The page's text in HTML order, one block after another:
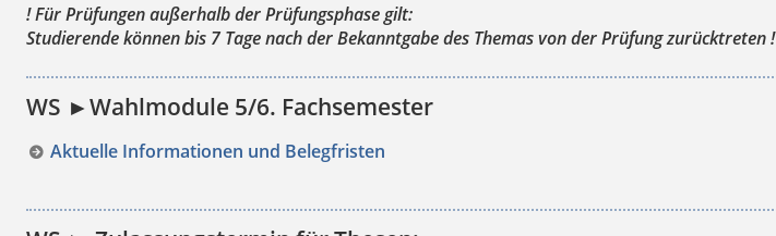
! Für Prüfungenaußerhalb der Prüfungsphasegilt:
Studierende können bis 7 Tage nach der Bekanntgabe des Themas von der Prüfung zurücktreten !
WS ►Wahlmodule 5/6. Fachsemester
Aktuelle Informationen und Belegfristen